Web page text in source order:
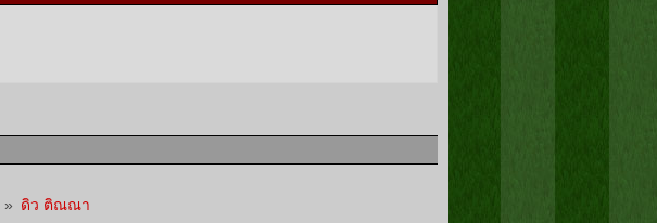
» ดิว ติณณา